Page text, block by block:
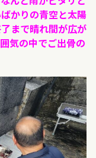
かりの青空と太陽
まで晴れ間が広が
気の中でご出骨の